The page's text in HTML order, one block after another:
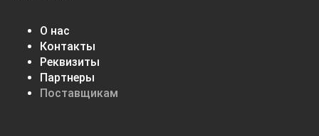
О нас
Контакты
Реквизиты
Партнеры
Поставщикам